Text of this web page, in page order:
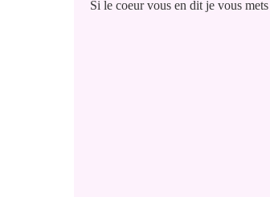
Si le coeur vous en dit je vous